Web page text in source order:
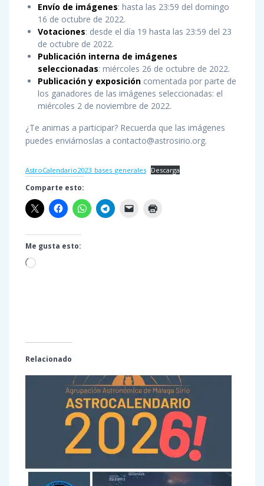
Envío de imágenes: hasta las 23:59 del domingo
16 de octubre de 2022.
Votaciones: desde el día 19 hasta las 23:59 del 23
de octubre de 2022.
Publicación interna de imágenes
seleccionadas: miércoles 26 de octubre de 2022.
Publicación y exposición comentada por parte de
los ganadores de las imágenes seleccionadas: el
miércoles 2 de noviembre de 2022.
¿Te animas a participar? Recuerda que las imágenes
puedes enviárnoslas a contacto@astrosirio.org.
AstroCalendario2023_bases_generales Descarga
Comparte esto:
Me gusta esto:
Cargando...
Relacionado